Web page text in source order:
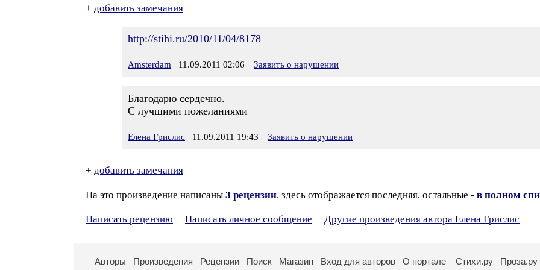
+ добавить замечания
http://stihi.ru/2010/11/04/8178
Amsterdam 11.09.2011 02:06 Заявить о нарушении
Благодарю сердечно.
С лучшими пожеланиями
Елена Грислис 11.09.2011 19:43 Заявить о нарушении
+ добавить замечания
На это произведение написаны 3 рецензии, здесь отображается последняя, остальные - в полном
Написать рецензию Написать личное сообщение Другие произведения автора Елена Грислис
Авторы Произведения Рецензии Поиск Магазин Вход для авторов О портале Стихи.ру Проза.ру